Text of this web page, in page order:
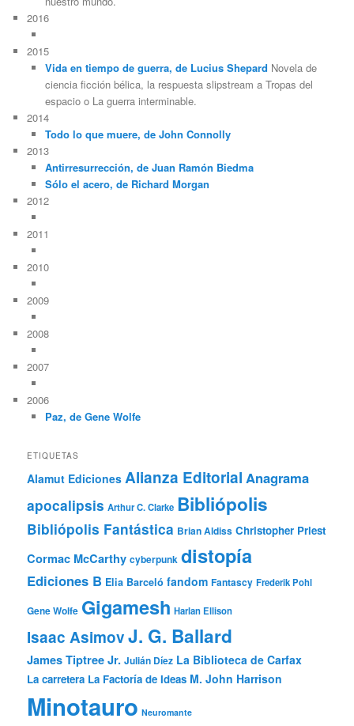
2016
2015
Vida en tiempo de guerra, de Lucius Shepard Novela de
ciencia ficción bélica, la respuesta slipstream a Tropas del
espacio o La guerra interminable.
2014
Todo lo que muere, de John Connolly
2013
Antirresurrección, de Juan Ramón Biedma
Sólo el acero, de Richard Morgan
2012
2011
2010
2009
2008
2007
2006
Paz, de Gene Wolfe
ETIQUETAS
Alamut Ediciones Alianza Editorial Anagrama
apocalipsis Arthur C. Clarke Bibliópolis
Bibliópolis Fantástica Brian Aldiss Christopher Priest
Cormac McCarthy cyberpunk distopía
Ediciones B Elia Barceló fandom Fantascy Frederik Pohl
Gene Wolfe Gigamesh Harlan Ellison
Isaac AsimovJ. G. Ballard
James Tiptree Jr. Julián Díez La Biblioteca de Carfax
La carretera La Factoría de Ideas M. John Harrison
Minotauro Neuromante